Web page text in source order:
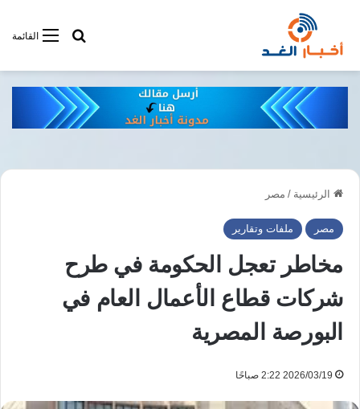
القائمةأبحت فى
الرئيسية / مصر
مصر ملفات وتقارير
مخاطر تعجل الحكومة في طرح
شركات قطاع الأعمال العام في
البورصة المصرية
2026/03/19 2:22 صباحًا